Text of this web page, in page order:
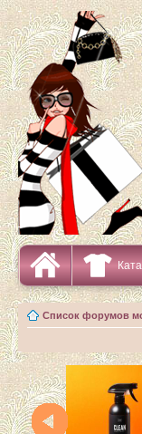
Список форумов